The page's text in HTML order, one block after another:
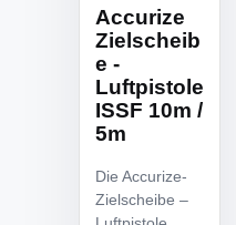
Accurize
Zielscheib
e -
Luftpistole
ISSF 10m /
5m
Die Accurize-
Zielscheibe –